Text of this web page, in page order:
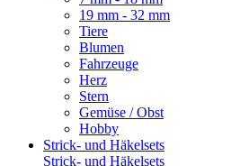
19 mm - 32 mm
Tiere
Blumen
Fahrzeuge
Herz
Stern
Gemüse / Obst
Hobby
Strick- und Häkelsets
Strick- und Häkelsets